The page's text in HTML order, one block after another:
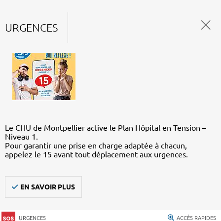
URGENCES
Le CHU de Montpellier active le Plan Hôpital en Tension –
Niveau 1.
Pour garantir une prise en charge adaptée à chacun,
appelez le 15 avant tout déplacement aux urgences.
EN SAVOIR PLUS
URGENCES ACCÈS RAPIDES